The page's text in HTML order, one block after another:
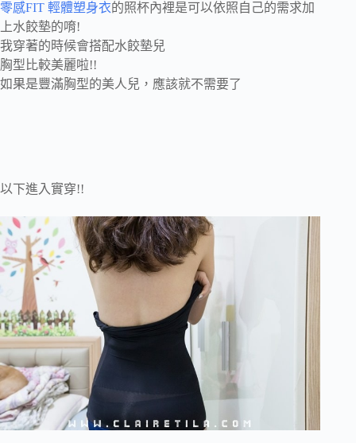
零感FIT 輕體塑身衣的照杯內裡是可以依照自己的需求加
上水餃墊的唷!
我穿著的時候會搭配水餃墊兒
胸型比較美麗啦!!
如果是豐滿胸型的美人兒，應該就不需要了
以下進入實穿!!